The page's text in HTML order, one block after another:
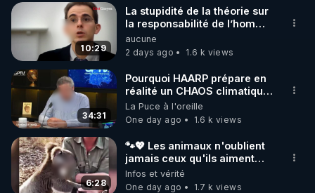
▶ 30 jours gratuit sur l’application de méditation et
de bien-être ENVOL :
Rendez-vous sur https://www.envol.app/code
le code : REGENERE
10:29
La stupidité de la théorie sur
la responsabilité de l’homme
concernant le dioxyde de
carbone.
aucune
2 days ago
1.6 k views
34:31
Pourquoi HAARP prépare en
réalité un CHAOS climatique,
on répond
La Puce à l'oreille
One day ago
1.6 k views
6:28
🐾💖 Les animaux n'oublient
jamais ceux qu'ils aiment…
🥹❤️
Infos et vérité
One day ago
1.7 k views